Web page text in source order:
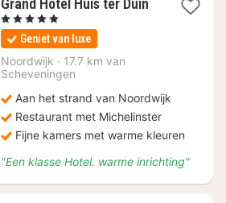
Grand Hotel Huis ter Duin
, 5 Sterren
Geniet van luxe
Noordwijk · 17.7 km van
Scheveningen
Aan het strand van Noordwijk
Restaurant met Michelinster
Fijne kamers met warme kleuren
"Een klasse Hotel. warme inrichting"